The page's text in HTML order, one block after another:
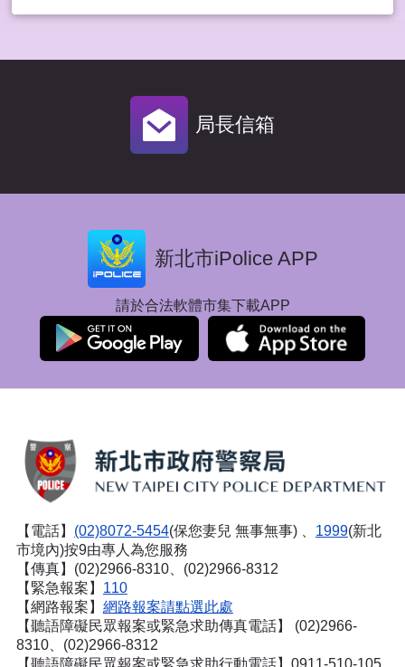
局長信箱
新北市iPolice APP
請於合法軟體市集下載APP
【電話】 (02)8072-5454(保您妻兒 無事無事) 、 1999(新北
市境內)按9由專人為您服務
【傳真】(02)2966-8310、(02)2966-8312
【緊急報案】 110
【網路報案】 網路報案請點選此處
【聽語障礙民眾報案或緊急求助傳真電話】
(02)2966-
8310、(02)2966-8312
【聽語障礙民眾報案或緊急求助行動電話】0911-510-105